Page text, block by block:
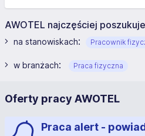
AWOTEL najczęściej
na stanowiskach: Pracownik
w branżach: Praca fizyczna
Oferty pracy AWOTEL
Praca alert -